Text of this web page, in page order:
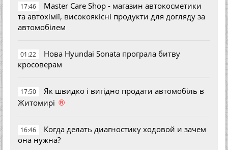
17:46
Master Care Shop - магазин автокосметики
та автохімії, високоякісні продукти для догляду за
автомобілем
01:22
Нова Hyundai Sonata програла битву
кросоверам
17:50
Як швидко і вигідно продати автомобіль в
Житомирі ®
16:46
Когда делать диагностику ходовой и зачем
она нужна?